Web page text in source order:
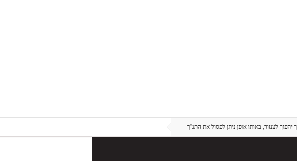
לצנזור, באותו אופן ניתן לפסול את התנ''ך